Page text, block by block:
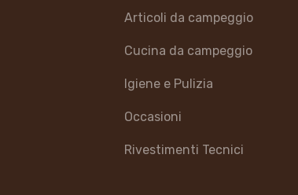
Articoli da campeggio
Cucina da campeggio
Igiene e Pulizia
Occasioni
Rivestimenti Tecnici